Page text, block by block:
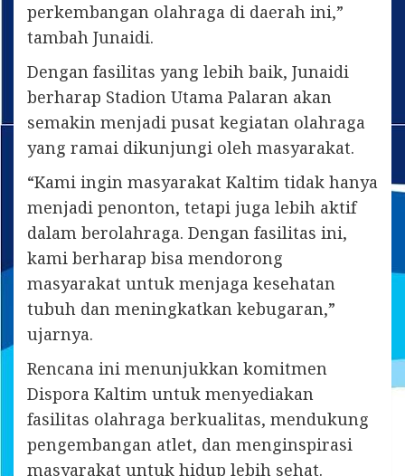
perkembangan olahraga di daerah ini,”
tambah Junaidi.
Dengan fasilitas yang lebih baik, Junaidi
berharap Stadion Utama Palaran akan
semakin menjadi pusat kegiatan olahraga
yang ramai dikunjungi oleh masyarakat.
“Kami ingin masyarakat Kaltim tidak hanya
menjadi penonton, tetapi juga lebih aktif
dalam berolahraga. Dengan fasilitas ini,
kami berharap bisa mendorong
masyarakat untuk menjaga kesehatan
tubuh dan meningkatkan kebugaran,”
ujarnya.
Rencana ini menunjukkan komitmen
Dispora Kaltim untuk menyediakan
fasilitas olahraga berkualitas, mendukung
pengembangan atlet, dan menginspirasi
masyarakat untuk hidup lebih sehat.